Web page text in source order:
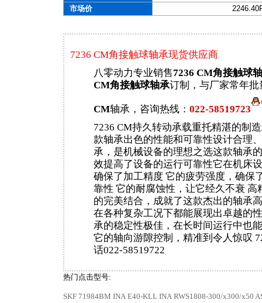
市场价
7236 CM角接触球轴承现货供应商
八零动力专业销售7236 CM角接触球
CM角接触球轴承订制，与厂家常年批
CM轴承，咨询热线： 022-58519723
7236 CM持久转动承载重托精湛的制
款轴承出色的性能和可靠性设计合理
承，是机械设备的理想之选这款轴承
效提高了设备的运行可靠性它在机床
确保了加工精度 它的疲劳强度，确保
靠性 它的耐腐蚀性，让它经久不衰 高
的完美结合，成就了这款杰出的轴承
在各种复杂工况下都能展现出卓越的
承的稳定性极佳，在长时间运行中也
它的轴向游隙控制，精准到令人惊叹
话022-58519722
热门点击型号:
SKF 71984BM INA E40-KLL INA RWS1808-300/x300/x50